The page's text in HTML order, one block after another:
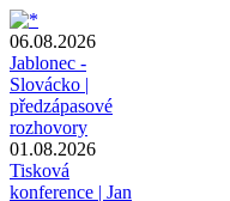
06.08.2026
Jablonec -
Slovácko |
předzápasové
rozhovory
01.08.2026
Tisková
konference | Jan